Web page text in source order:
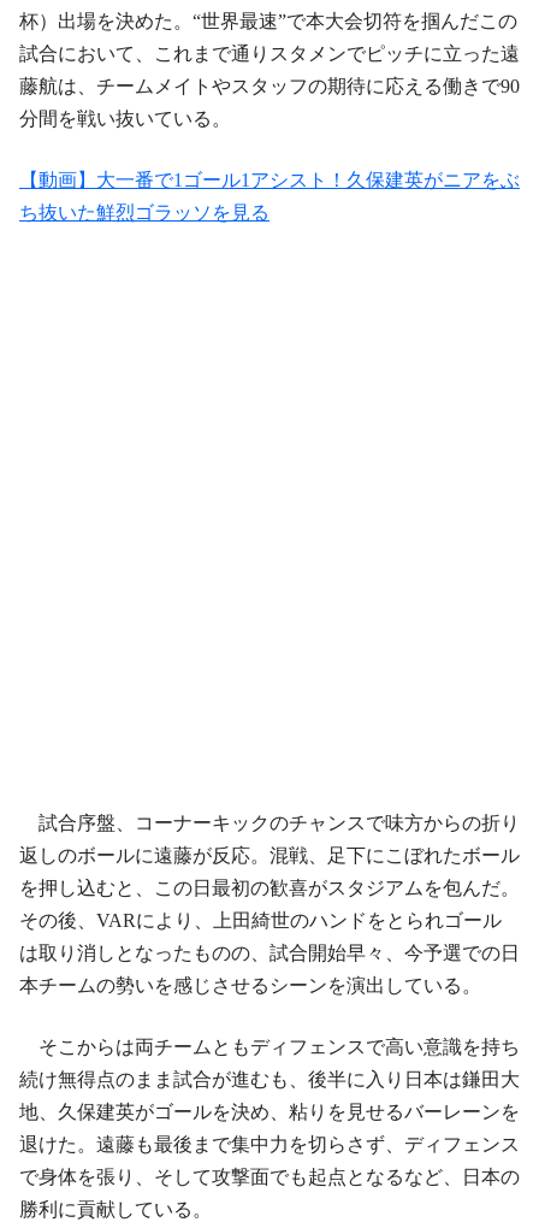
杯）出場を決めた。“世界最速”で本大会切符を掴んだこの
試合において、これまで通りスタメンでピッチに立った遠
藤航は、チームメイトやスタッフの期待に応える働きで90
分間を戦い抜いている。
【動画】大一番で1ゴール1アシスト！久保建英がニアをぶ
ち抜いた鮮烈ゴラッソを見る
試合序盤、コーナーキックのチャンスで味方からの折り
返しのボールに遠藤が反応。混戦、足下にこぼれたボール
を押し込むと、この日最初の歓喜がスタジアムを包んだ。
その後、VARにより、上田綺世のハンドをとられゴール
は取り消しとなったものの、試合開始早々、今予選での日
本チームの勢いを感じさせるシーンを演出している。
そこからは両チームともディフェンスで高い意識を持ち
続け無得点のまま試合が進むも、後半に入り日本は鎌田大
地、久保建英がゴールを決め、粘りを見せるバーレーンを
退けた。遠藤も最後まで集中力を切らさず、ディフェンス
で身体を張り、そして攻撃面でも起点となるなど、日本の
勝利に貢献している。